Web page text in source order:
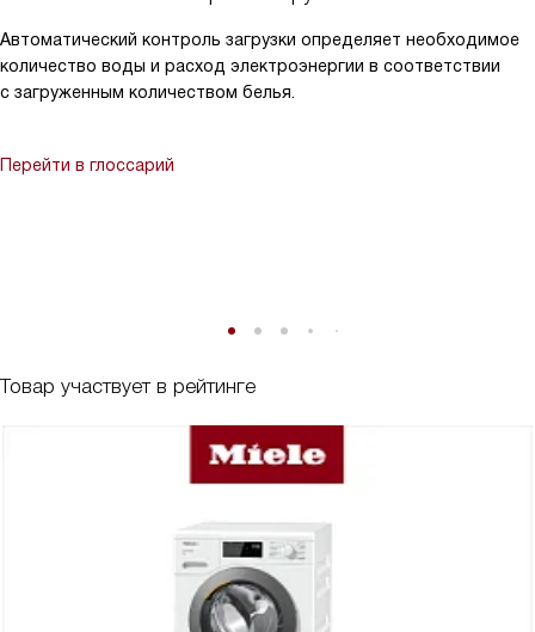
Товар участвует в рейтинге
Автоматический контроль загрузки определяет необходимое
количество воды и расход электроэнергии в соответствии
с загруженным количеством белья.
Перейти в глоссарий